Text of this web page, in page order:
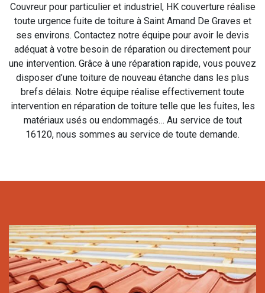
Couvreur pour particulier et industriel, HK couverture réalise
toute urgence fuite de toiture à Saint Amand De Graves et
ses environs. Contactez notre équipe pour avoir le devis
adéquat à votre besoin de réparation ou directement pour
une intervention. Grâce à une réparation rapide, vous pouvez
disposer d’une toiture de nouveau étanche dans les plus
brefs délais. Notre équipe réalise effectivement toute
intervention en réparation de toiture telle que les fuites, les
matériaux usés ou endommagés… Au service de tout
16120, nous sommes au service de toute demande.